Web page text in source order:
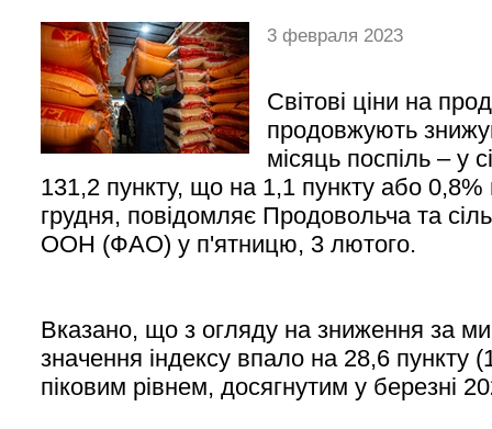
3 февраля 2023
Світові ціни на
продовжують
місяць поспіль – у
131,2 пункту, що на 1,1 пункту або 0,8%
грудня, повідомляє Продовольча та
ООН (ФАО) у п'ятницю, 3 лютого.
Вказано, що з огляду на зниження за
значення індексу впало на 28,6 пункту
піковим рівнем, досягнутим у березні